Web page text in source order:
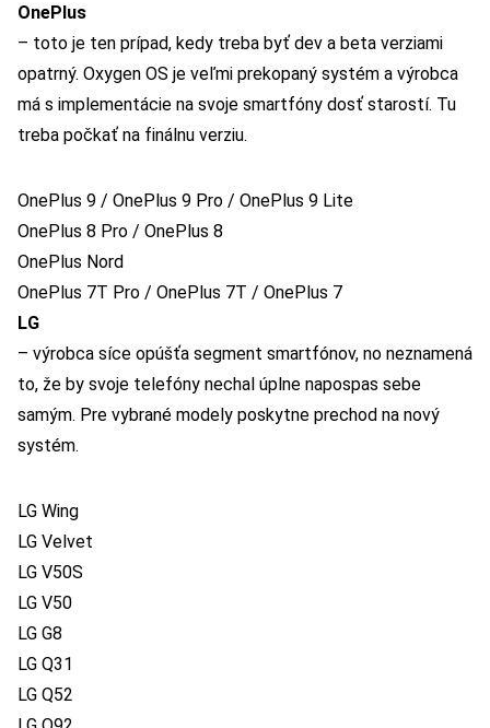
OnePlus
– toto je ten prípad, kedy treba byť dev a beta verziami
opatrný. Oxygen OS je veľmi prekopaný systém a výrobca
má s implementácie na svoje smartfóny dosť starostí. Tu
treba počkať na finálnu verziu.
OnePlus 9 / OnePlus 9 Pro / OnePlus 9 Lite
OnePlus 8 Pro / OnePlus 8
OnePlus Nord
OnePlus 7T Pro / OnePlus 7T / OnePlus 7
LG
– výrobca síce opúšťa segment smartfónov, no neznamená
to, že by svoje telefóny nechal úplne napospas sebe
samým. Pre vybrané modely poskytne prechod na nový
systém.
LG Wing
LG Velvet
LG V50S
LG V50
LG G8
LG Q31
LG Q52